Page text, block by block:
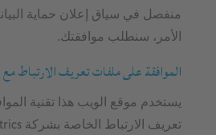
منفصل في سياق إعلان حماية
الأمر، سنطلب موافقتك.
الموافقة على ملفات تعريف الارتباط مع Usercentrics
يستخدم موقع الويب هذا تقنية